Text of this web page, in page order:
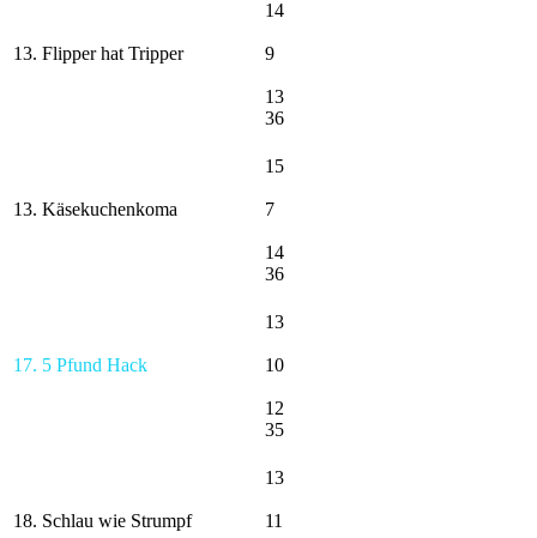
13. Flipper hat Tripper
14
9
13
36
13. Käsekuchenkoma
15
7
14
36
17. 5 Pfund Hack
13
10
12
35
18. Schlau wie Strumpf
13
11